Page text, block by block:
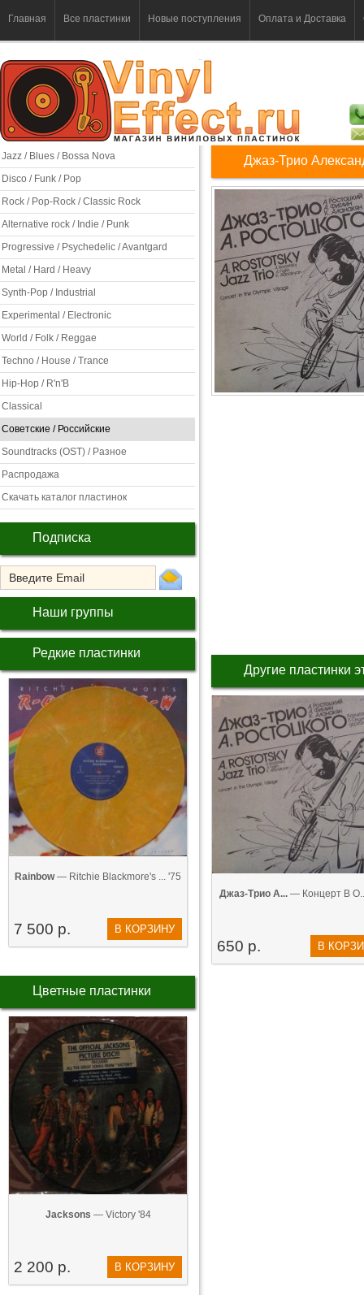
Главная Все пластинки Новые поступления Оплата и Доставка
Jazz / Blues / Bossa Nova
Disco / Funk / Pop
Rock / Pop-Rock / Classic Rock
Alternative rock / Indie / Punk
Progressive / Psychedelic / Avantgard
Metal / Hard / Heavy
Synth-Pop / Industrial
Experimental / Electronic
World / Folk / Reggae
Techno / House / Trance
Hip-Hop / R'n'B
Classical
Советские / Российские
Soundtracks (OST) / Разное
Распродажа
Скачать каталог пластинок
Подписка
Наши группы
Редкие пластинки
Rainbow— Ritchie Blackmore's ... '75
7 500 р. В КОРЗИНУ
Цветные пластинки
Jacksons — Victory '84
2 200 р. В КОРЗИНУ
Джаз-Трио
Другие пластинки
Джаз-Трио А... — Концерт В
650 р. В